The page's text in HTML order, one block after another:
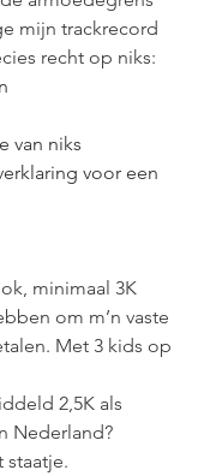
mijn trackrecord
recht op niks:
van niks
voor een
minimaal 3K
om m’n vaste
Met 3 kids op
2,5K als
Nederland?
staatje.